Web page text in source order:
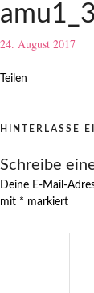
24. August 2017
Teilen
HINTERLASSE
Schreibe
Deine E-Mail-
mit * markiert